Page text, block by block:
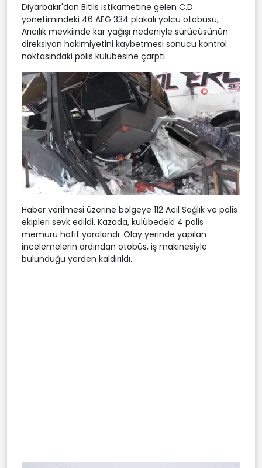
Diyarbakır'dan Bitlis istikametine gelen C.D.
yönetimindeki 46 AEG 334 plakalı yolcu otobüsü,
Arıcılık mevkiinde kar yağışı nedeniyle sürücüsünün
direksiyon hakimiyetini kaybetmesi sonucu kontrol
noktasındaki polis kulübesine çarptı.
Haber verilmesi üzerine bölgeye 112 Acil Sağlık ve polis
ekipleri sevk edildi. Kazada, kulübedeki 4 polis
memuru hafif yaralandı. Olay yerinde yapılan
incelemelerin ardından otobüs, iş makinesiyle
bulunduğu yerden kaldırıldı.